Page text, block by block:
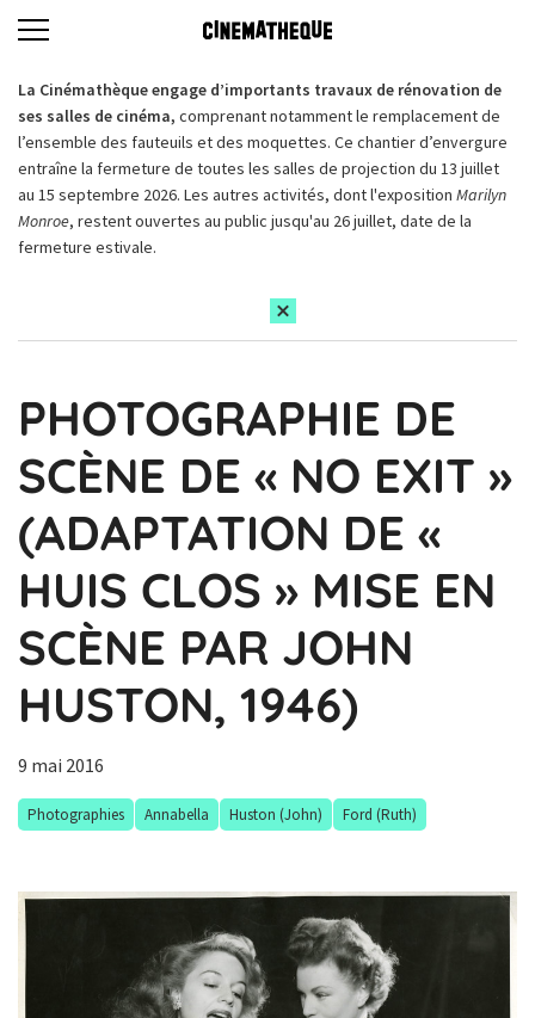
La Cinémathèque engage d’importants travaux de rénovation de
ses salles de cinéma, comprenant notamment le remplacement de
l’ensemble des fauteuils et des moquettes. Ce chantier d’envergure
entraîne la fermeture de toutes les salles de projection du 13 juillet
au 15 septembre 2026. Les autres activités, dont l'exposition Marilyn
Monroe, restent ouvertes au public jusqu'au 26 juillet, date de la
fermeture estivale.
PHOTOGRAPHIE DE
SCÈNE DE « NO EXIT »
(ADAPTATION DE «
HUIS CLOS » MISE EN
SCÈNE PAR JOHN
HUSTON, 1946)
9 mai 2016
Photographies Annabella Huston (John) Ford (Ruth)